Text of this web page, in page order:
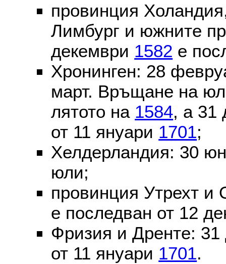
провинция
Лимбург и южните
декември 1582 е
Хронинген: 28
март. Връщане на
лятото на 1584, а 31
от 11 януари 1701;
Хелдерландия: 30
юли;
провинция Утрехт
е последван от 12
Фризия и Дренте:
от 11 януари 1701.